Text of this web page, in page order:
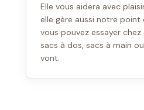
Elle vous aidera avec
elle gère aussi notre point
vous pouvez essayer
sacs à dos, sacs à main
vont.